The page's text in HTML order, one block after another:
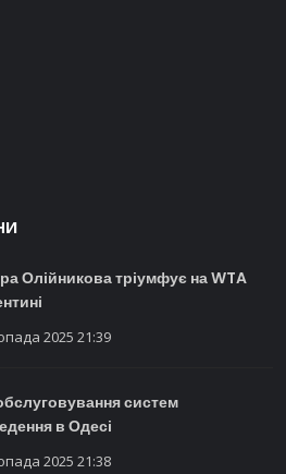
Олійникова тріумфує на WTA
2025 21:39
систем
в Одесі
2025 21:38